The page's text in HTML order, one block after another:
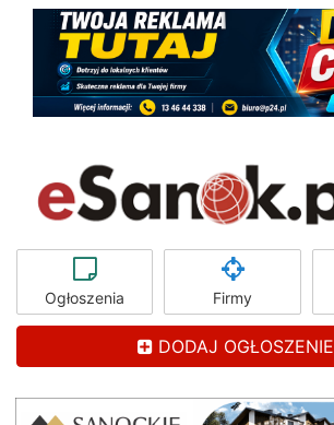
Ogłoszenia Firmy
DODAJ OGŁOSZENIE